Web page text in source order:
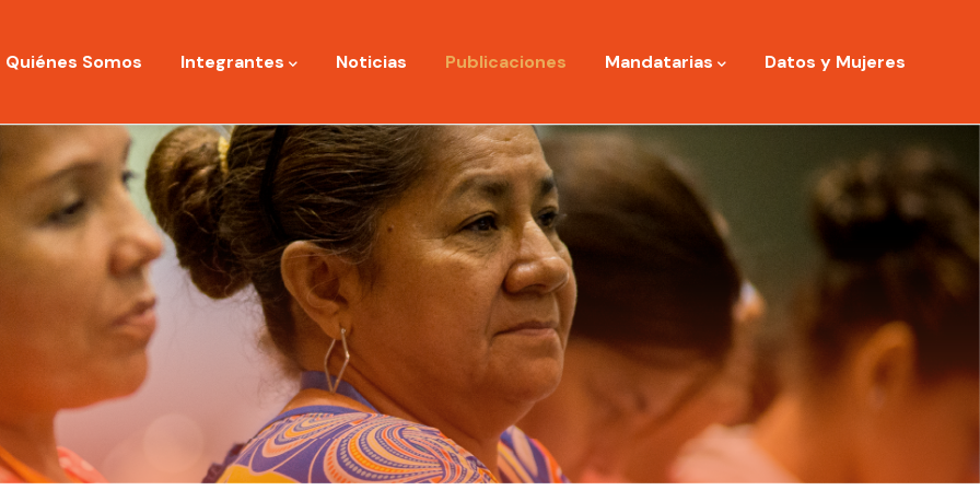
Quiénes Somos Integrantes Noticias Publicaciones Mandatarias Datos y Mujeres